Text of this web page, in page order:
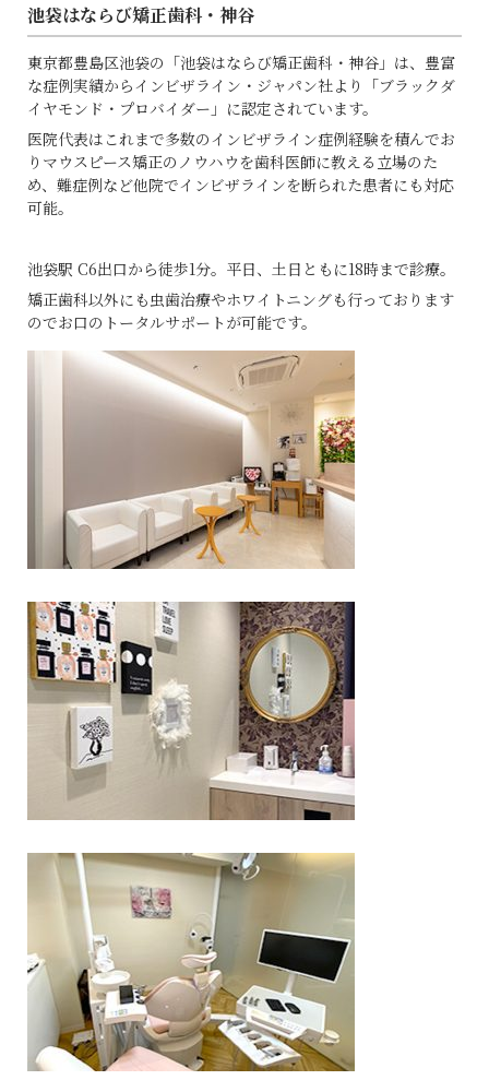
池袋はならび矯正歯科・神谷
東京都豊島区池袋の「池袋はならび矯正歯科・神谷」は、豊富
な症例実績からインビザライン・ジャパン社より「ブラックダ
イヤモンド・プロバイダー」に認定されています。
医院代表はこれまで多数のインビザライン症例経験を積んでお
りマウスピース矯正のノウハウを歯科医師に教える立場のた
め、難症例など他院でインビザラインを断られた患者にも対応
可能。
池袋駅 C6出口から徒歩1分。平日、土日ともに18時まで診療。
矯正歯科以外にも虫歯治療やホワイトニングも行っております
のでお口のトータルサポートが可能です。